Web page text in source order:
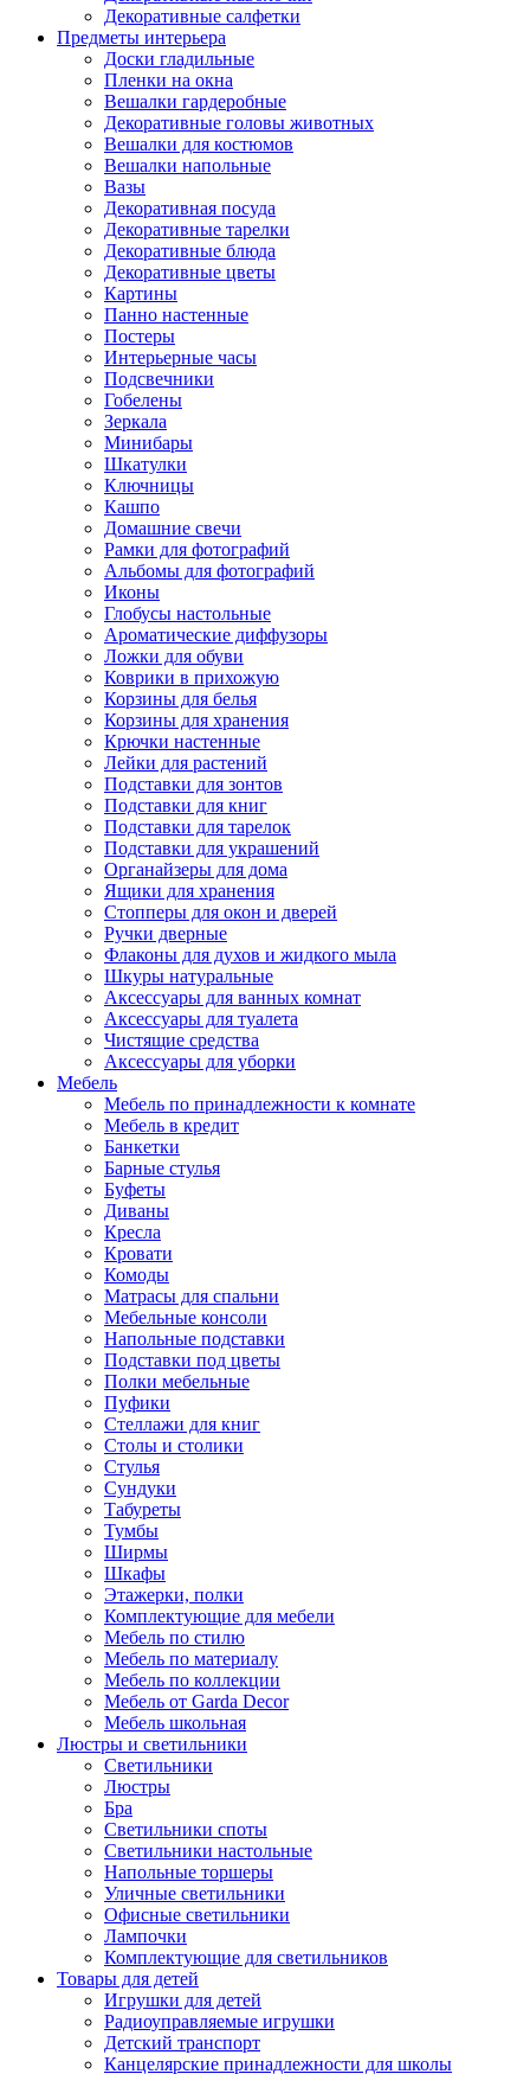
Декоративные салфетки
Предметы интерьера
Доски гладильные
Пленки на окна
Вешалки гардеробные
Декоративные головы животных
Вешалки для костюмов
Вешалки напольные
Вазы
Декоративная посуда
Декоративные тарелки
Декоративные блюда
Декоративные цветы
Картины
Панно настенные
Постеры
Интерьерные часы
Подсвечники
Гобелены
Зеркала
Минибары
Шкатулки
Ключницы
Кашпо
Домашние свечи
Рамки для фотографий
Альбомы для фотографий
Иконы
Глобусы настольные
Ароматические диффузоры
Ложки для обуви
Коврики в прихожую
Корзины для белья
Корзины для хранения
Крючки настенные
Лейки для растений
Подставки для зонтов
Подставки для книг
Подставки для тарелок
Подставки для украшений
Органайзеры для дома
Ящики для хранения
Стопперы для окон и дверей
Ручки дверные
Флаконы для духов и жидкого мыла
Шкуры натуральные
Аксессуары для ванных комнат
Аксессуары для туалета
Чистящие средства
Аксессуары для уборки
Мебель
Мебель по принадлежности к комнате
Мебель в кредит
Банкетки
Барные стулья
Буфеты
Диваны
Кресла
Кровати
Комоды
Матрасы для спальни
Мебельные консоли
Напольные подставки
Подставки под цветы
Полки мебельные
Пуфики
Стеллажи для книг
Столы и столики
Стулья
Сундуки
Табуреты
Тумбы
Ширмы
Шкафы
Этажерки, полки
Комплектующие для мебели
Мебель по стилю
Мебель по материалу
Мебель по коллекции
Мебель от Garda Decor
Мебель школьная
Люстры и светильники
Светильники
Люстры
Бра
Светильники споты
Светильники настольные
Напольные торшеры
Уличные светильники
Офисные светильники
Лампочки
Комплектующие для светильников
Товары для детей
Игрушки для детей
Радиоуправляемые игрушки
Детский транспорт
Канцелярские принадлежности для школы